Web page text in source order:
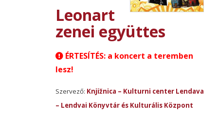
Leonart
zenei együttes
ÉRTESÍTÉS: a koncert a teremben
lesz!
Szervező: Knjižnica – Kulturni center Lendava
– Lendvai Könyvtár és Kulturális Központ